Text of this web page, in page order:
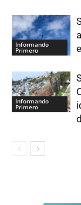
Informando
Primero
Informando
Primero